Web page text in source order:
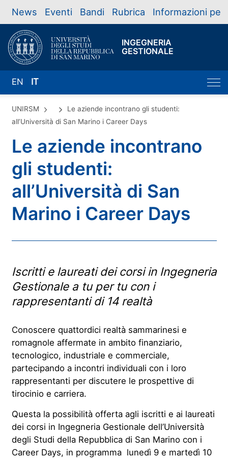
News Eventi Bandi Rubrica Informazioni per
INGEGNERIA
GESTIONALE
EN IT
UNIRSM
Le aziende incontrano gli studenti:
all’Università di San Marino i Career Days
Le aziende incontrano
gli studenti:
all’Università di San
Marino i Career Days
Iscritti e laureati dei corsi in Ingegneria
Gestionale a tu per tu con i
rappresentanti di 14 realtà
Conoscere quattordici realtà sammarinesi e
romagnole affermate in ambito finanziario,
tecnologico, industriale e commerciale,
partecipando a incontri individuali con i loro
rappresentanti per discutere le prospettive di
tirocinio e carriera.
Questa la possibilità offerta agli iscritti e ai laureati
dei corsi in Ingegneria Gestionale dell’Università
degli Studi della Repubblica di San Marino con i
Career Days, in programma lunedì 9 e martedì 10